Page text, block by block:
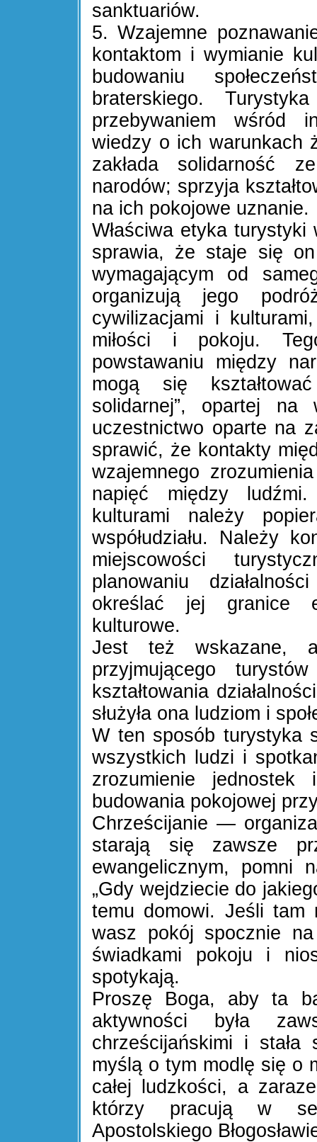
sanktuariów.
5. Wzajemne
kontaktom i wymianie
budowaniu
braterskiego.
przebywaniem wśród
wiedzy o ich warunkach
zakłada solidarność
narodów; sprzyja
na ich pokojowe uznanie.
Właściwa etyka turystyki
sprawia, że staje się on
wymagającym od
organizują jego
cywilizacjami i
miłości i pokoju.
powstawaniu między
mogą się
solidarnej”, opartej na
uczestnictwo oparte na
sprawić, że kontakty
wzajemnego
napięć między
kulturami należy
współudziału. Należy
miejscowości
planowaniu
określać jej granice
kulturowe.
Jest też wskazane,
przyjmującego
kształtowania
służyła ona ludziom i
W ten sposób turystyka
wszystkich ludzi i
zrozumienie
budowania pokojowej
Chrześcijanie —
starają się zawsze
ewangelicznym, pomni
„Gdy wejdziecie do
temu domowi. Jeśli tam
wasz pokój spocznie
świadkami pokoju i
spotykają.
Proszę Boga, aby ta
aktywności była
chrześcijańskimi i stała
myślą o tym modlę się o
całej ludzkości, a
którzy pracują w
Apostolskiego